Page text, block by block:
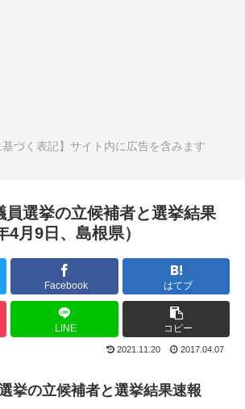
基づく表記】サイト内に広告を含みます
員選挙の立候補者と選挙結果
4月9日、島根県）
Facebook はてブ
LINE コピー
2021.11.20 2017.04.07
挙の立候補者と選挙結果速報